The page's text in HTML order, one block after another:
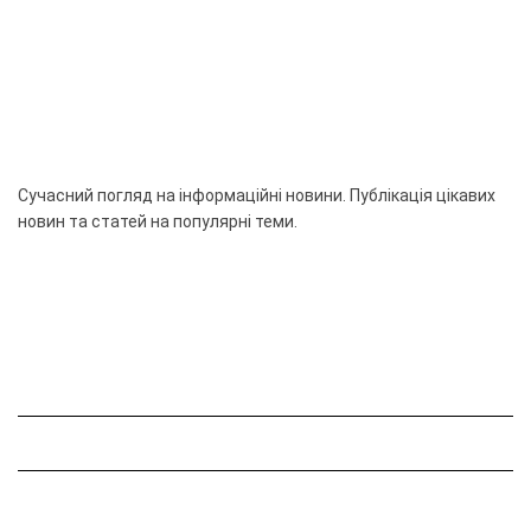
Сучасний погляд на інформаційні новини. Публікація цікавих
новин та статей на популярні теми.